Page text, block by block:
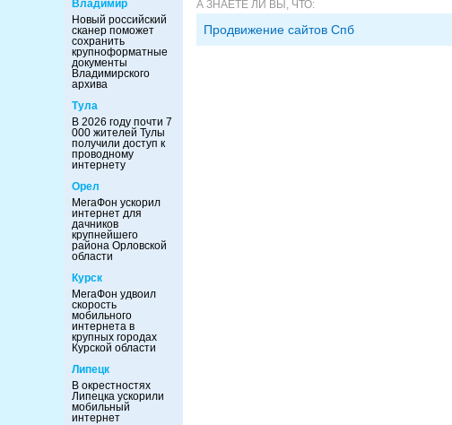
Владимир
Новый российский
сканер поможет
сохранить
крупноформатные
документы
Владимирского
архива
Тула
В 2026 году почти 7
000 жителей Тулы
получили доступ к
проводному
интернету
Орел
МегаФон ускорил
интернет для
дачников
крупнейшего
района Орловской
области
Курск
МегаФон удвоил
скорость
мобильного
интернета в
крупных городах
Курской области
Липецк
В окрестностях
Липецка ускорили
мобильный
интернет
А ЗНАЕТЕ ЛИ ВЫ, ЧТО:
Продвижение сайтов Спб